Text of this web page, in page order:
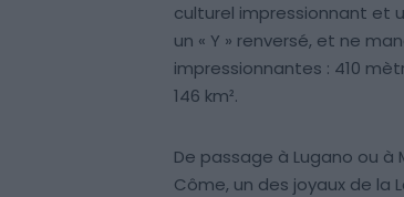
culturel impressionnant et
un « Y » renversé, et ne
impressionnantes : 410
146 km².
De passage à Lugano ou
Côme, un des joyaux de la